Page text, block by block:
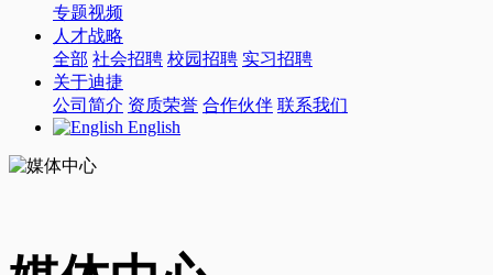
专题视频
人才战略
全部 社会招聘 校园招聘 实习招聘
关于迪捷
公司简介 资质荣誉 合作伙伴 联系我们
English